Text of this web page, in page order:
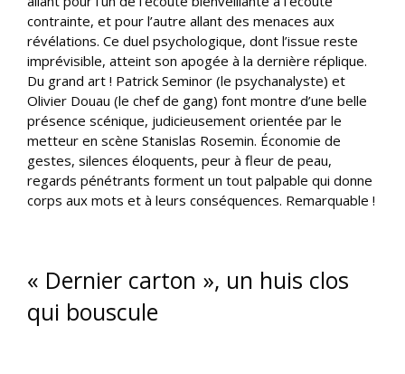
contrainte, et pour l’autre allant des menaces aux
révélations. Ce duel psychologique, dont l’issue reste
imprévisible, atteint son apogée à la dernière réplique.
Du grand art ! Patrick Seminor (le psychanalyste) et
Olivier Douau (le chef de gang) font montre d’une belle
présence scénique, judicieusement orientée par le
metteur en scène Stanislas Rosemin. Économie de
gestes, silences éloquents, peur à fleur de peau,
regards pénétrants forment un tout palpable qui donne
corps aux mots et à leurs conséquences. Remarquable !
« Dernier carton », un huis clos
qui bouscule